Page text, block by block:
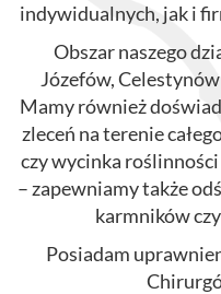
indywidualnych, jak i
Obszar naszego
Józefów,
Mamy również
zleceń na terenie
czy wycinka
– zapewniamy także
karmników
Posiadam